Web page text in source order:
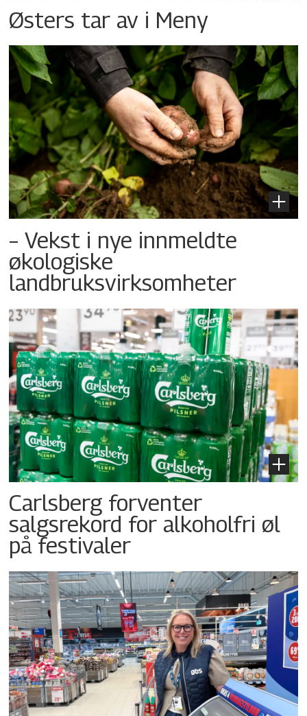
Østers tar av i Meny
– Vekst i nye innmeldte
økologiske
landbruksvirksomheter
Carlsberg forventer
salgsrekord for alkoholfri øl
på festivaler